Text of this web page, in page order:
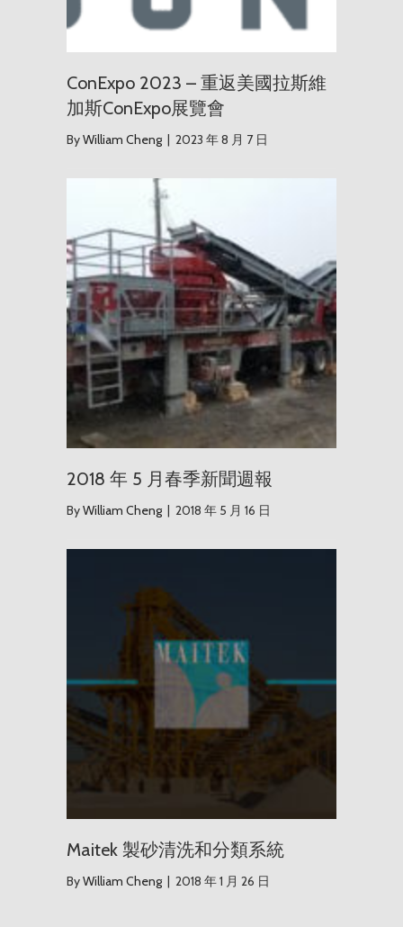
ConExpo 2023 – 重返美國拉斯維
加斯ConExpo展覽會
ByWilliam Cheng | 2023 年 8 月 7 日
2018 年 5 月春季新聞週報
ByWilliam Cheng | 2018 年 5 月 16 日
Maitek 製砂清洗和分類系統
ByWilliam Cheng | 2018 年 1 月 26 日